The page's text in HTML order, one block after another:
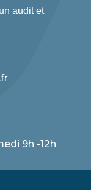
audit et
9h -12h